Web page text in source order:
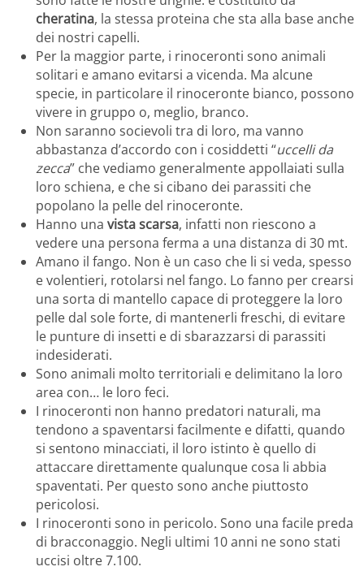
cheratina, la stessa proteina che sta alla base anche
dei nostri capelli.
Per la maggior parte, i rinoceronti sono animali
solitari e amano evitarsi a vicenda. Ma alcune
specie, in particolare il rinoceronte bianco, possono
vivere in gruppo o, meglio, branco.
Non saranno socievoli tra di loro, ma vanno
abbastanza d’accordo con i cosiddetti “uccelli da
zecca” che vediamo generalmente appollaiati sulla
loro schiena, e che si cibano dei parassiti che
popolano la pelle del rinoceronte.
Hanno una vista scarsa, infatti non riescono a
vedere una persona ferma a una distanza di 30 mt.
Amano il fango. Non è un caso che li si veda, spesso
e volentieri, rotolarsi nel fango. Lo fanno per crearsi
una sorta di mantello capace di proteggere la loro
pelle dal sole forte, di mantenerli freschi, di evitare
le punture di insetti e di sbarazzarsi di parassiti
indesiderati.
Sono animali molto territoriali e delimitano la loro
area con… le loro feci.
I rinoceronti non hanno predatori naturali, ma
tendono a spaventarsi facilmente e difatti, quando
si sentono minacciati, il loro istinto è quello di
attaccare direttamente qualunque cosa li abbia
spaventati. Per questo sono anche piuttosto
pericolosi.
I rinoceronti sono in pericolo. Sono una facile preda
di bracconaggio. Negli ultimi 10 anni ne sono stati
uccisi oltre 7.100.